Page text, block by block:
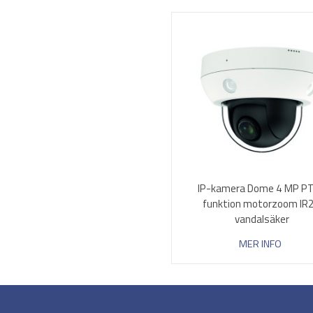
IP-kamera Dome 4 MP
funktion motorzoom
vandalsäker
MER INFO